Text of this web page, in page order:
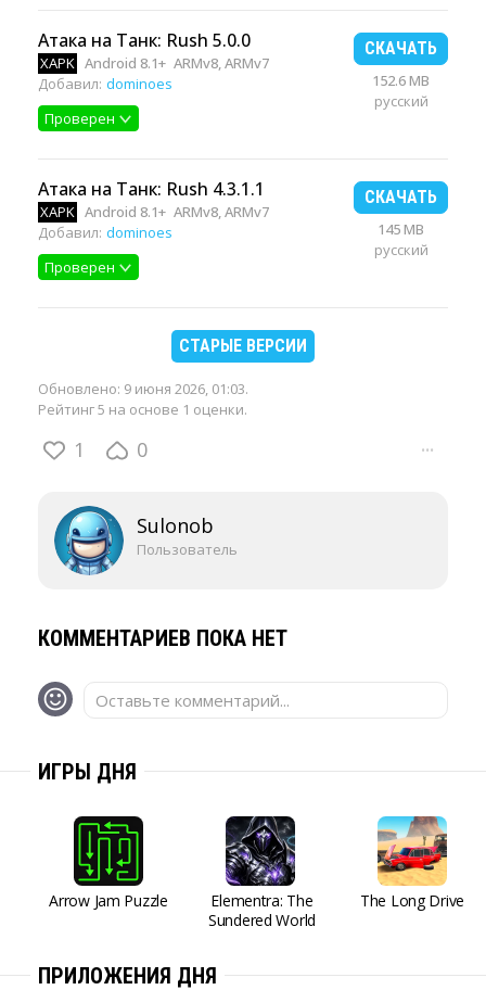
Атака на Танк: Rush 5.0.0
XAPK Android 8.1+ ARMv8, ARMv7
Добавил: dominoes
Проверен
СКАЧАТЬ
152.6 MB
русский
Атака на Танк: Rush 4.3.1.1
XAPK Android 8.1+ ARMv8, ARMv7
Добавил: dominoes
Проверен
СКАЧАТЬ
145 MB
русский
СТАРЫЕ ВЕРСИИ
Обновлено: 9 июня 2026, 01:03.
Рейтинг 5 на основе 1 оценки.
1 0 ···
Sulonob
Пользователь
КОММЕНТАРИЕВ ПОКА НЕТ
Оставьте комментарий...
ИГРЫ ДНЯ
Arrow Jam Puzzle
Elementra: The
Sundered World
The Long Drive
ПРИЛОЖЕНИЯ ДНЯ